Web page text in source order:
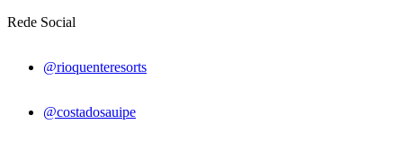
Rede Social
@rioquenteresorts
@costadosauipe